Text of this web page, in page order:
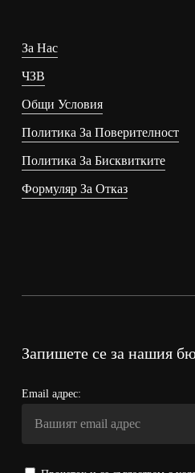
За Нас
ЧЗВ
Общи Условия
Политика За Поверителност
Политика За Бисквитките
Формуляр За Отказ
Запишете се за нашия
Email адрес: